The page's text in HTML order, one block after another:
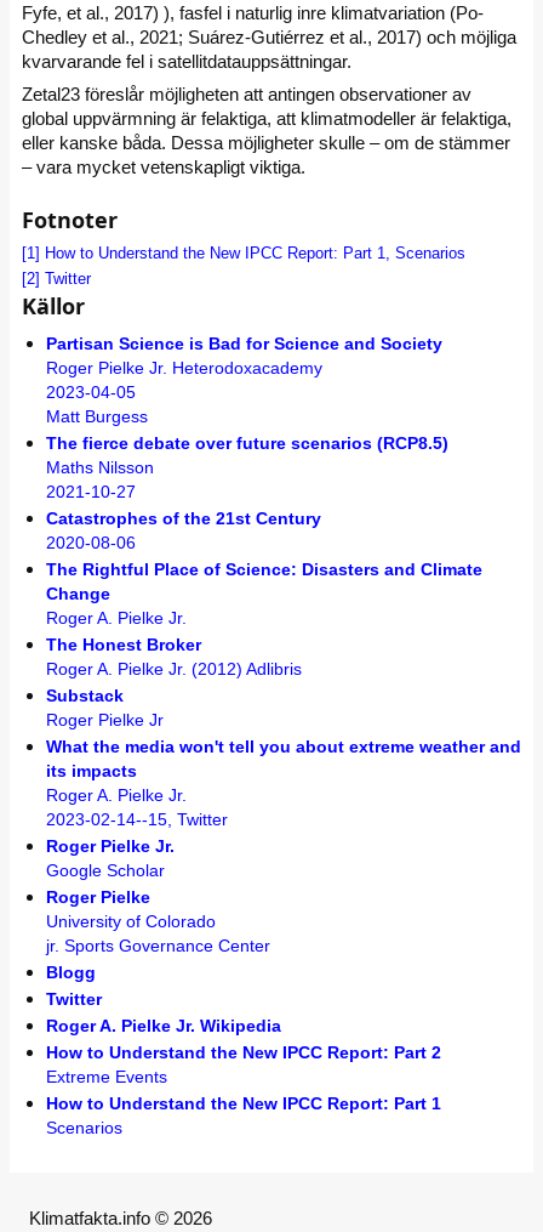
Fyfe, et al., 2017) ), fasfel i naturlig inre klimatvariation (Po-
Chedley et al., 2021; Suárez-Gutiérrez et al., 2017) och möjliga
kvarvarande fel i satellitdatauppsättningar.
Zetal23 föreslår möjligheten att antingen observationer av
global uppvärmning är felaktiga, att klimatmodeller är felaktiga,
eller kanske båda. Dessa möjligheter skulle – om de stämmer
– vara mycket vetenskapligt viktiga.
Fotnoter
[1] How to Understand the New IPCC Report: Part 1, Scenarios
[2] Twitter
Källor
Partisan Science is Bad for Science and Society
Roger Pielke Jr. Heterodoxacademy
2023-04-05
Matt Burgess
The fierce debate over future scenarios (RCP8.5)
Maths Nilsson
2021-10-27
Catastrophes of the 21st Century
2020-08-06
The Rightful Place of Science: Disasters and Climate
Change
Roger A. Pielke Jr.
The Honest Broker
Roger A. Pielke Jr. (2012) Adlibris
Substack
Roger Pielke Jr
What the media won't tell you about extreme weather and
its impacts
Roger A. Pielke Jr.
2023-02-14--15, Twitter
Roger Pielke Jr.
Google Scholar
Roger Pielke
University of Colorado
jr. Sports Governance Center
Blogg
Twitter
Roger A. Pielke Jr. Wikipedia
How to Understand the New IPCC Report: Part 2
Extreme Events
How to Understand the New IPCC Report: Part 1
Scenarios
Klimatfakta.info © 2026